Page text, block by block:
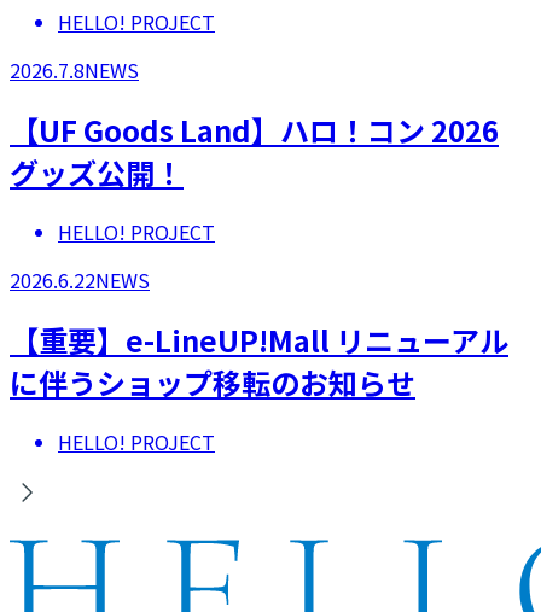
HELLO! PROJECT
2026.7.8NEWS
【UF Goods Land】ハロ！コン 2026
グッズ公開！
HELLO! PROJECT
2026.6.22NEWS
【重要】e-LineUP!Mall リニューアル
に伴うショップ移転のお知らせ
HELLO! PROJECT